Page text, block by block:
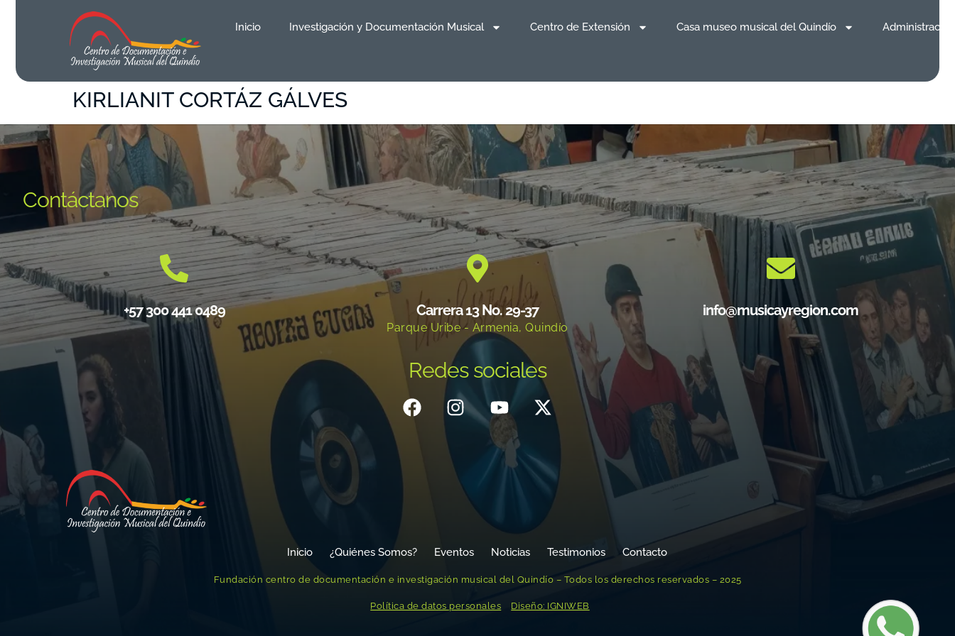
Inicio Investigación y Documentación Musical Centro de Extensión Casa museo musical del Quindío
KIRLIANIT CORTÁZ GÁLVES
Contáctanos
+57 300 441 0489 Carrera 13 No. 29-37
Parque Uribe - Armenia, Quindío
info@musicayregion.com
Redes sociales
Inicio ¿Quiénes Somos? Eventos Noticias Testimonios Contacto
Fundación centro de documentación e investigación musical del Quindío – Todos los derechos reservados – 2025
Política de datos personales Diseño: IGNIWEB